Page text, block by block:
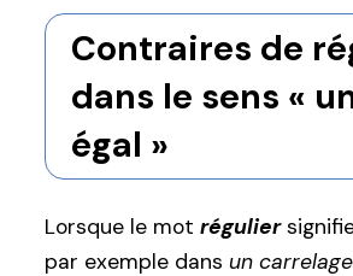
Contraires de
dans le sens «
égal »
Lorsque le mot régulier
par exemple dans un